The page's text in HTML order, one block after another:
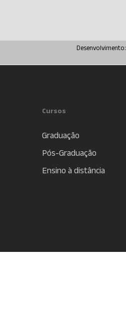
Desenvolvimento:
Cursos
Graduação
Pós-Graduação
Ensino à distância